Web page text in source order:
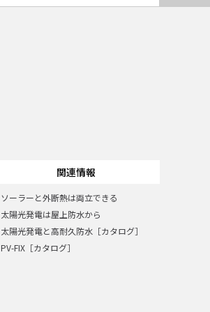
関連情報
ソーラーと外断熱は両立できる
太陽光発電は屋上防水から
太陽光発電と⾼耐久防⽔［カタログ］
PV-FIX［カタログ］